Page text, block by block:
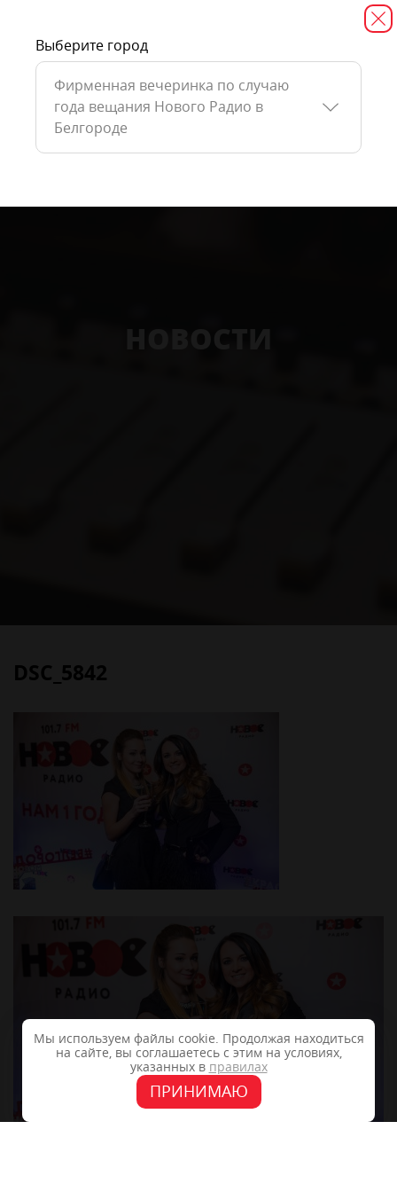
DSC_5842
Мы используем файлы cookie. Продолжая находиться
на сайте, вы соглашаетесь с этим на условиях,
указанных в правилах
ПРИНИМАЮ
Выберите город
Фирменная вечеринка по случаю
года вещания Нового Радио в
Белгороде